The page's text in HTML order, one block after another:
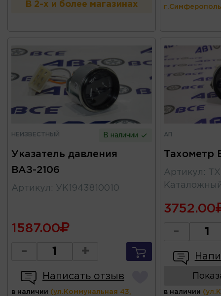
В 2-х и более магазинах
НЕИЗВЕСТНЫЙ В наличии
Указатель давления
ВАЗ-2106
Артикул : УК1943810010
1587.00
- +
Написать отзыв
в наличии (ул.Коммунальная 43,
АП
Тахометр
Артикул :
3752.00
-
в наличии